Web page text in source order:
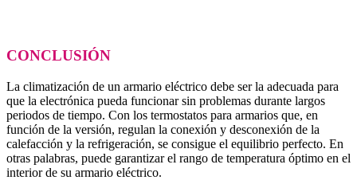
CONCLUSIÓN
La climatización de un armario eléctrico debe ser la adecuada para
que la electrónica pueda funcionar sin problemas durante largos
periodos de tiempo. Con los termostatos para armarios que, en
función de la versión, regulan la conexión y desconexión de la
calefacción y la refrigeración, se consigue el equilibrio perfecto. En
otras palabras, puede garantizar el rango de temperatura óptimo en el
interior de su armario eléctrico.